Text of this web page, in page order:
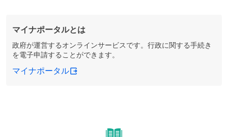
マイナポータルとは
政府が運営するオンラインサービスです。行政に関する手続き
を電子申請することができます。
マイナポータル